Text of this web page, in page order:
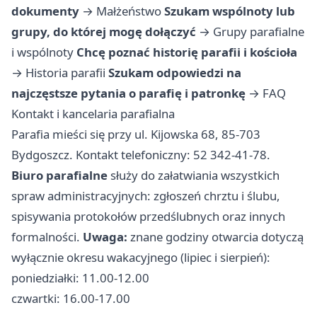
dokumenty → MałżeństwoSzukam wspólnoty lub
grupy, do której mogę dołączyć → Grupy parafialne
i wspólnoty Chcę poznać historię parafii i kościoła
→ Historia parafii Szukam odpowiedzi na
najczęstsze pytania o parafię i patronkę → FAQ
Kontakt i kancelaria parafialna
Parafia mieści się przy ul. Kijowska 68, 85-703
Bydgoszcz. Kontakt telefoniczny: 52 342-41-78.
Biuro parafialne służy do załatwiania wszystkich
spraw administracyjnych: zgłoszeń chrztu i ślubu,
spisywania protokołów przedślubnych oraz innych
formalności. Uwaga: znane godziny otwarcia dotyczą
wyłącznie okresu wakacyjnego (lipiec i sierpień):
poniedziałki: 11.00-12.00
czwartki: 16.00-17.00